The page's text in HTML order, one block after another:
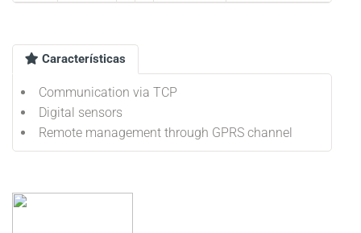
Características
Communication via TCP
Digital sensors
Remote management through GPRS channel